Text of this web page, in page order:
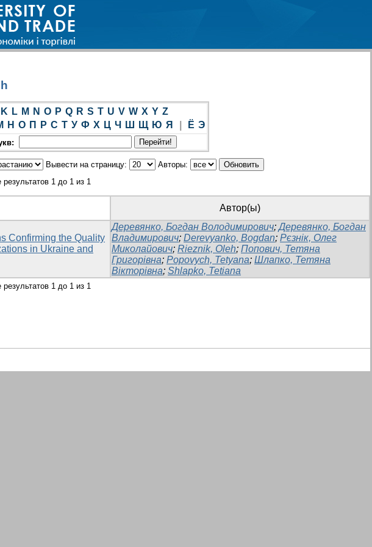
K L M N O P Q R S T U V W X Y Z
Н О П Р С Т У Ф Х Ц Ч Ш Щ Ю Я Ё Э
Вывести на страницу:
Авторы:
1 до 1 из 1
Автор(ы)
Confirming the Quality
in Ukraine and
Деревянко, Богдан Володимирович;Деревянко, Богдан
Владимирович; Derevyanko, Bogdan; Рєзнік, Олег
Миколайович; Rieznik, Oleh; Попович, Тетяна
Григорівна; Popovych, Tetyana; Шлапко, Тетяна
Вікторівна; Shlapko, Tetiana
1 до 1 из 1